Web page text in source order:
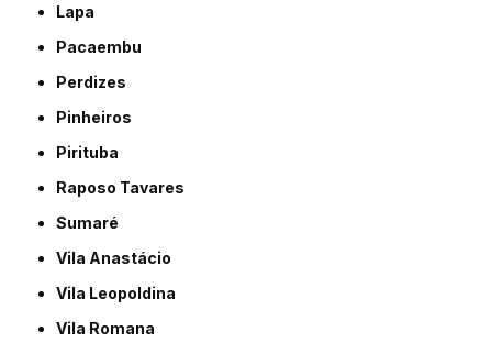
Lapa
Pacaembu
Perdizes
Pinheiros
Pirituba
Raposo Tavares
Sumaré
Vila Anastácio
Vila Leopoldina
Vila Romana